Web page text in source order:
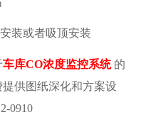
装或者吸顶安装
车库CO浓度监控系统 的
供图纸深化和方案设
0910